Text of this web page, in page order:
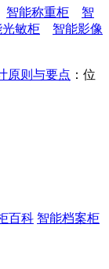
智能称重柜
智
光敏柜
智能影像
原则与要点 ：位
百科 智能档案柜